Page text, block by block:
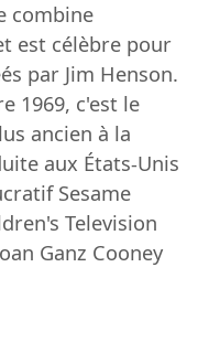
combine
est célèbre pour
par Jim Henson.
1969, c'est le
ancien à la
aux États-Unis
Sesame
Television
Ganz Cooney